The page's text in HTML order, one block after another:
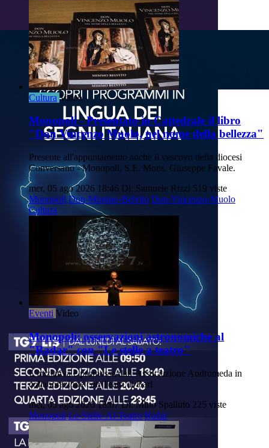
Cultura Video
Monopoli - Presentato in Cattedrale il libro
"Don Vincenzo Muolo, nel nome della bellezza"
Presente all'appuntamento anche il vescovo della diocesi
Conversano - Monopoli, S.E. Mons. Giuseppe Favale.
mer, 05 ago 2026 18:46 Di: Samuele Rizzi 519 viste
Monopoli Don-Mimmo-Belvito Don-Vincenzo-Muolo
Cultura
Eventi Video
Monopoli: osservazioni astronomiche al
"Radar" con "Le stelle a teatro"
L'iniziativa è promossa dall’Associazione Andromeda in
collaborazione con Teatri di Bari
mer, 05 ago 2026 18:07 Di: Mino Spalluto 225 viste
Monopoli Le-Stelle-Al-Teatro Radar